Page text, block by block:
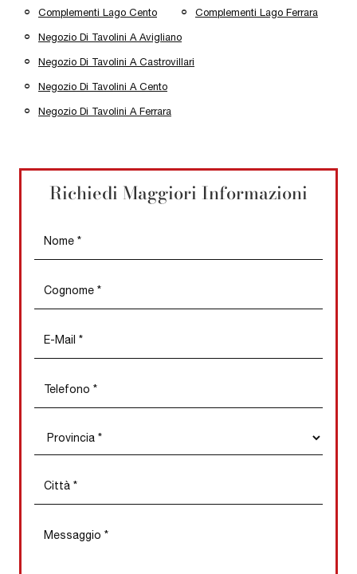
Complementi Lago Cento Complementi Lago Ferrara
Negozio Di Tavolini A Avigliano
Negozio Di Tavolini A Castrovillari
Negozio Di Tavolini A Cento
Negozio Di Tavolini A Ferrara
Richiedi Maggiori Informazioni